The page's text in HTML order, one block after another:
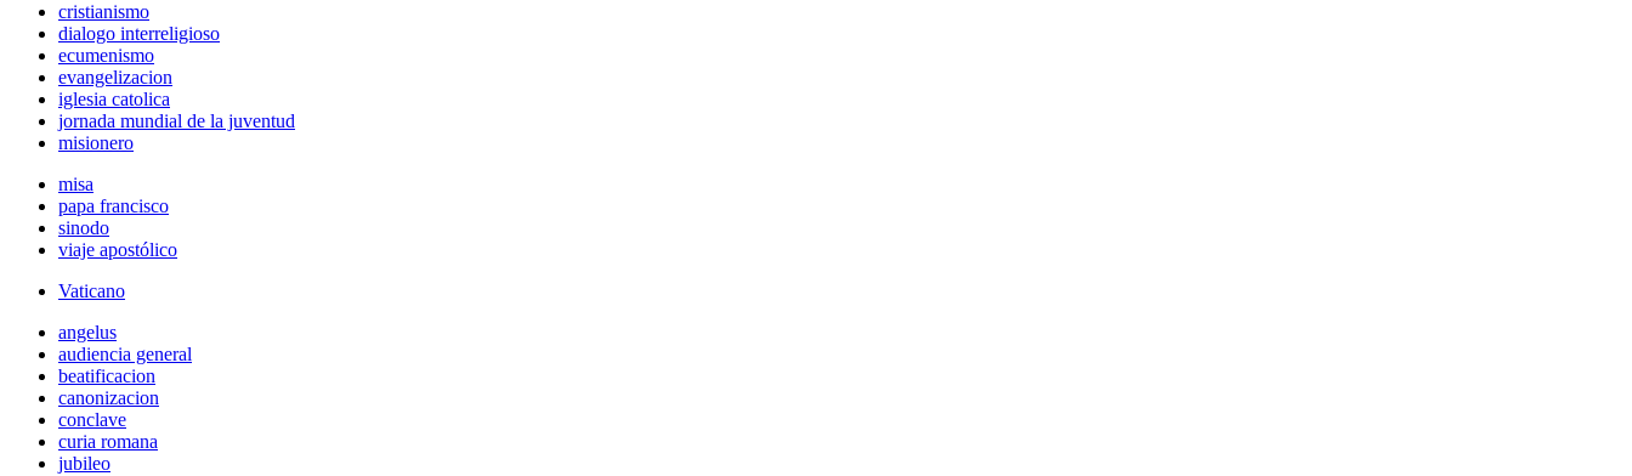
cristianismo
dialogo interreligioso
ecumenismo
evangelizacion
iglesia catolica
jornada mundial de la juventud
misionero
misa
papa francisco
sinodo
viaje apostólico
Vaticano
angelus
audiencia general
beatificacion
canonizacion
conclave
curia romana
jubileo